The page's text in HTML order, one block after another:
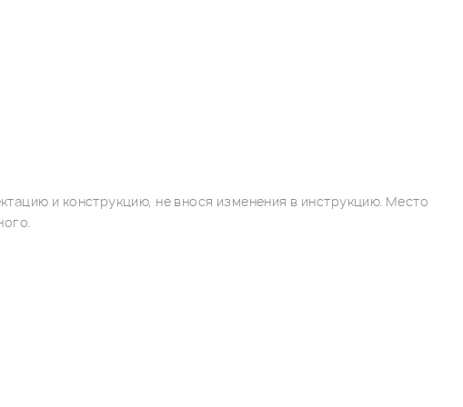
и конструкцию, не внося изменения в инструкцию. Место